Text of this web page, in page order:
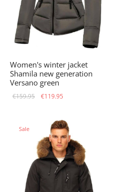
Women's winter jacket
Shamila new generation
Versano green
€159.95
Original
was:
€159.95.
€119.95
€119.95.
Sale